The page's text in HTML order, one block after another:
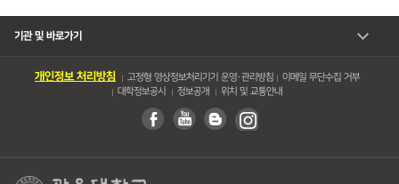
기관 및 바로가기
개인정보 처리방침 고정형 영상정보처리기기 운영・관리방침
이메일 무단수집 거부
대학정보공시
정보공개 위치 및 교통안내